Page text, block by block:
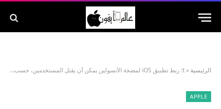
الرئيسية »t: ربط تطبيق iOS لمضخة الأنسولين يمكن أن يقتل المستخدمين، حسب إدارة الغذاء والدواء الأمريكية
APPLE